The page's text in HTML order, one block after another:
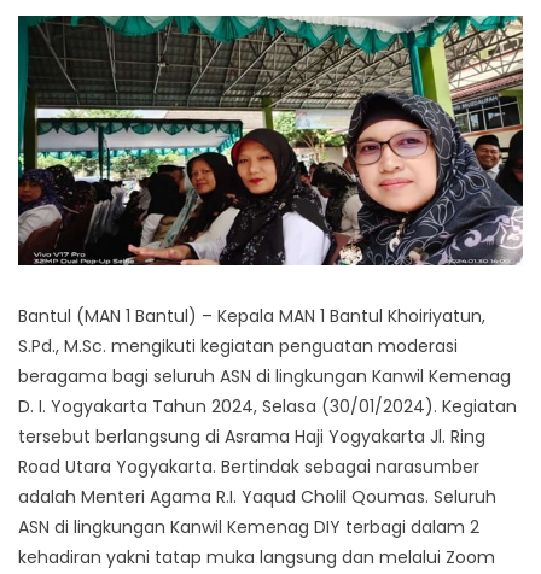
Bantul (MAN 1 Bantul) – Kepala MAN 1 Bantul Khoiriyatun,
S.Pd., M.Sc. mengikuti kegiatan penguatan moderasi
beragama bagi seluruh ASN di lingkungan Kanwil Kemenag
D. I. Yogyakarta Tahun 2024, Selasa (30/01/2024). Kegiatan
tersebut berlangsung di Asrama Haji Yogyakarta Jl. Ring
Road Utara Yogyakarta. Bertindak sebagai narasumber
adalah Menteri Agama R.I. Yaqud Cholil Qoumas. Seluruh
ASN di lingkungan Kanwil Kemenag DIY terbagi dalam 2
kehadiran yakni tatap muka langsung dan melalui Zoom